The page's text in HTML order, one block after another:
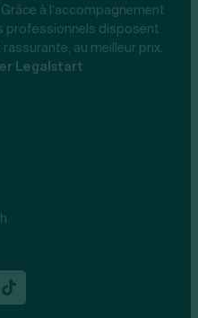
à l’accompagnement
professionnels disposent
au meilleur prix.
Legalstart